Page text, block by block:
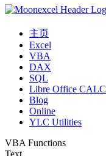
主页
Excel
VBA
DAX
SQL
Libre Office CALC
Blog
Online
YLC Utilities
VBA Functions
Text